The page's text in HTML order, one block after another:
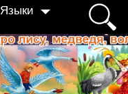
Языки